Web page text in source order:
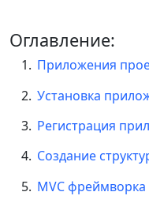
Оглавление:
Приложения
Установка
Регистрация
Создание
MVC